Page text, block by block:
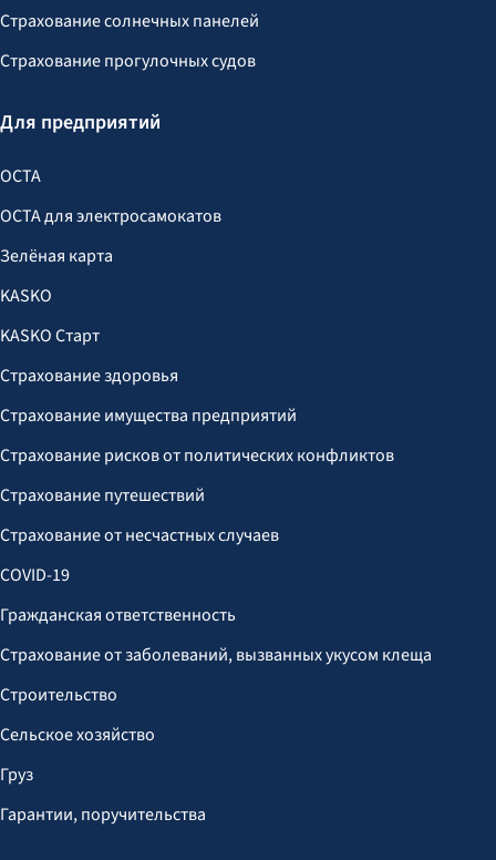
Страхование солнечных панелей
Страхование прогулочных судов
Для предприятий
OCTA
OCTA для электросамокатов
Зелёная карта
KASKO
KASKO Старт
Страхование здоровья
Страхование имущества предприятий
Страхование рисков от политических конфликтов
Страхование путешествий
Страхование от несчастных случаев
COVID-19
Гражданская ответственность
Страхование от заболеваний, вызванных укусом клеща
Строительство
Сельское хозяйство
Груз
Гарантии, поручительства